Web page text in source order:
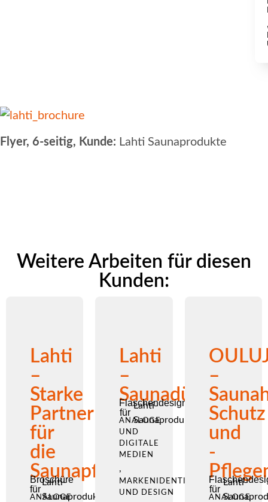
Flyer, 6-seitig, Kunde: Lahti Saunaprodukte
Weitere Arbeiten für diesen
Kunden:
Lahti
–
Starke
Partner
für
die
Saunapflege
Broschüre
für
Lahti-
Saunaprodukte
ANALOGE
Lahti
–
Saunadüfte
Flaschendesign
für
Lahti-
Saunaprodukte
ANALOGE
UND
DIGITALE
MEDIEN
,
MARKENIDENTITÄT
UND DESIGN
–
Schutz
und
-
für
Lahti-
ANALOGE